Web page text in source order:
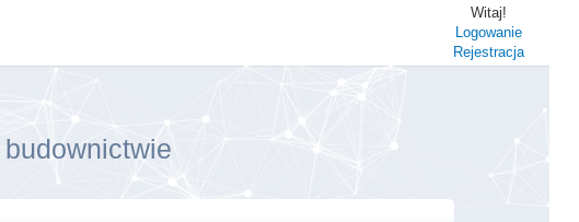
Witaj!
Logowanie
Rejestracja